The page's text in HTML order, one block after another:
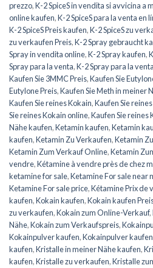
prezzo,K-2 SpiceS in vendita si avvicina a
online kaufen,K-2 SpiceS para la venta en
K-2 SpiceS Preis kaufen,K-2 SpiceS zu
zu verkaufen Preis,K-2 Spray gebraucht
Spray in vendita online,K-2 Spray kaufen,
Spray para la venta,K-2 Spray para la
Kaufen Sie 3MMC Preis,Kaufen Sie
Eutylone Preis,Kaufen Sie Meth in meiner
Kaufen Sie reines Kokain,Kaufen Sie
Sie reines Kokain online,Kaufen Sie reines
Nähe kaufen,Ketamin kaufen,Ketamin
kaufen,Ketamin Zu Verkaufen,Ketamin
Ketamin Zum Verkauf Online,Ketamin
vendre,Kétamine à vendre près de chez
ketamine for sale,Ketamine For sale near
Ketamine For sale price,Kétamine Prix de
kaufen,Kokain kaufen,Kokain kaufen
zu verkaufen,Kokain zum Online-Verkauf,
Nähe,Kokain zum Verkaufspreis,
Kokainpulver kaufen,Kokainpulver
kaufen,Kristalle in meiner Nähe kaufen,
kaufen,Kristalle zu verkaufen,Kristalle